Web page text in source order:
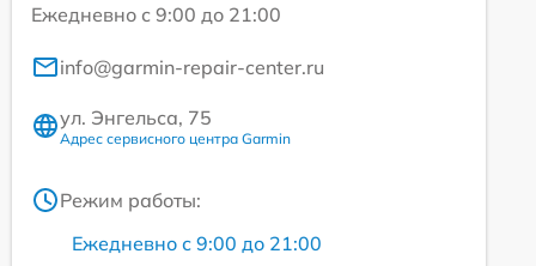
Ежедневно с 9:00 до 21:00
info@garmin-repair-center.ru
ул. Энгельса, 75
Адрес сервисного центра Garmin
Режим работы:
Ежедневно с 9:00 до 21:00